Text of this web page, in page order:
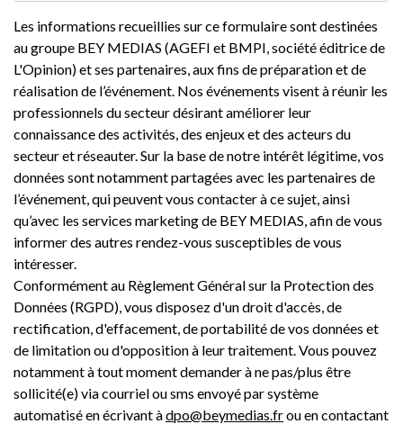
Les informations recueillies sur ce formulaire sont destinées
au groupe BEY MEDIAS (AGEFI et BMPI, société éditrice de
L'Opinion) et ses partenaires, aux fins de préparation et de
réalisation de l’événement. Nos événements visent à réunir les
professionnels du secteur désirant améliorer leur
connaissance des activités, des enjeux et des acteurs du
secteur et réseauter. Sur la base de notre intérêt légitime, vos
données sont notamment partagées avec les partenaires de
l’événement, qui peuvent vous contacter à ce sujet, ainsi
qu’avec les services marketing de BEY MEDIAS, afin de vous
informer des autres rendez-vous susceptibles de vous
intéresser.
Conformément au Règlement Général sur la Protection des
Données (RGPD), vous disposez d'un droit d'accès, de
rectification, d'effacement, de portabilité de vos données et
de limitation ou d'opposition à leur traitement. Vous pouvez
notamment à tout moment demander à ne pas/plus être
sollicité(e) via courriel ou sms envoyé par système
automatisé en écrivant àdpo@beymedias.frou en contactant